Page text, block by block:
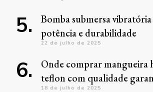
Bomba submersa
potência e durabilidade
22 de julho de 2025
Onde comprar mangueira
teflon com qualidade
18 de julho de 2025